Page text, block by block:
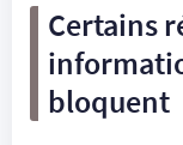
Certains
bloquent